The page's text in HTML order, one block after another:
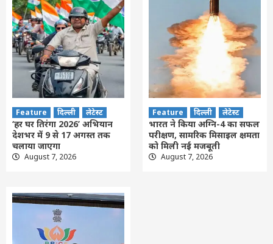
Feature दिल्ली लेटेस्ट
‘हर घर तिरंगा 2026’ अभियान
देशभर में 9 से 17 अगस्त तक
चलाया जाएगा
August 7, 2026
Feature दिल्ली लेटेस्ट
भारत ने किया अग्नि-4 का सफल
परीक्षण, सामरिक मिसाइल क्षमता
को मिली नई मजबूती
August 7, 2026